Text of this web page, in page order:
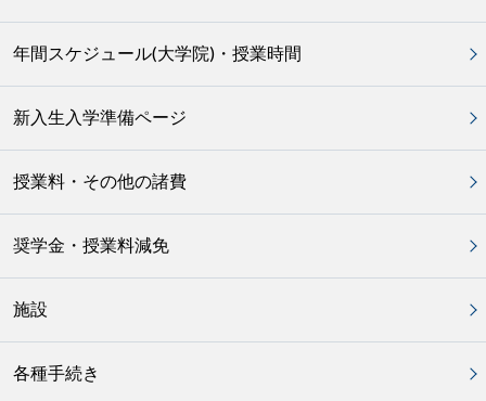
年間スケジュール(大学院)・授業時間
新入生入学準備ページ
授業料・その他の諸費
奨学金・授業料減免
施設
各種手続き